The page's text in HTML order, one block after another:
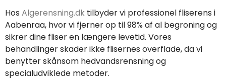
Hos Algerensning.dk tilbyder vi professionel fliserens i
Aabenraa, hvor vi fjerner op til 98% af al begroning og
sikrer dine fliser en længere levetid. Vores
behandlinger skader ikke flisernes overflade, da vi
benytter skånsom hedvandsrensning og
specialudviklede metoder.